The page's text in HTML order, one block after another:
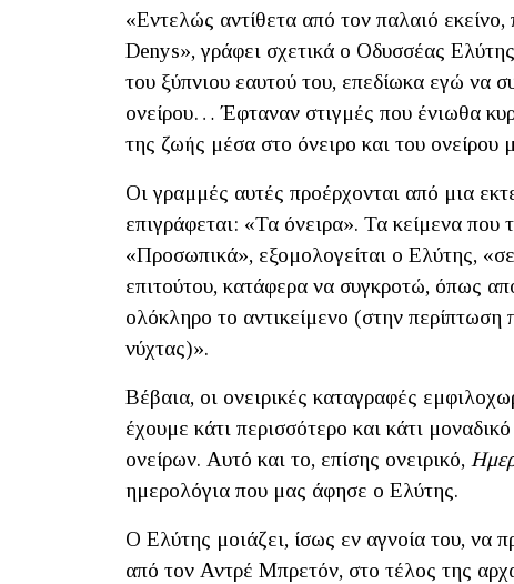
«Εντελώς αντίθετα από τον παλαιό
Denys», γράφει σχετικά ο Οδυσσέας
του ξύπνιου εαυτού του, επεδίωκα εγώ να
ονείρου… Έφταναν στιγμές που ένιωθα
της ζωής μέσα στο όνειρο και του ονείρου
Οι γραμμές αυτές προέρχονται από μια
επιγράφεται: «Τα όνειρα». Τα κείμενα που
«Προσωπικά», εξομολογείται ο Ελύτης,
επιτούτου, κατάφερα να συγκροτώ, όπως
ολόκληρο το αντικείμενο (στην
νύχτας)».
Βέβαια, οι ονειρικές καταγραφές
έχουμε κάτι περισσότερο και κάτι
ονείρων. Αυτό και το, επίσης ονειρικό,
ημερολόγια που μας άφησε ο Ελύτης.
Ο Ελύτης μοιάζει, ίσως εν αγνοία του, να
από τον Αντρέ Μπρετόν, στο τέλος της